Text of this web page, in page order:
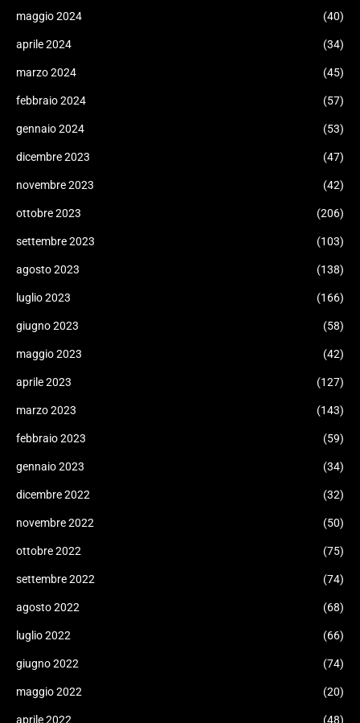
maggio 2024 (40)
aprile 2024 (34)
marzo 2024 (45)
febbraio 2024 (57)
gennaio 2024 (53)
dicembre 2023 (47)
novembre 2023 (42)
ottobre 2023 (206)
settembre 2023 (103)
agosto 2023 (138)
luglio 2023 (166)
giugno 2023 (58)
maggio 2023 (42)
aprile 2023 (127)
marzo 2023 (143)
febbraio 2023 (59)
gennaio 2023 (34)
dicembre 2022 (32)
novembre 2022 (50)
ottobre 2022 (75)
settembre 2022 (74)
agosto 2022 (68)
luglio 2022 (66)
giugno 2022 (74)
maggio 2022 (20)
aprile 2022 (48)